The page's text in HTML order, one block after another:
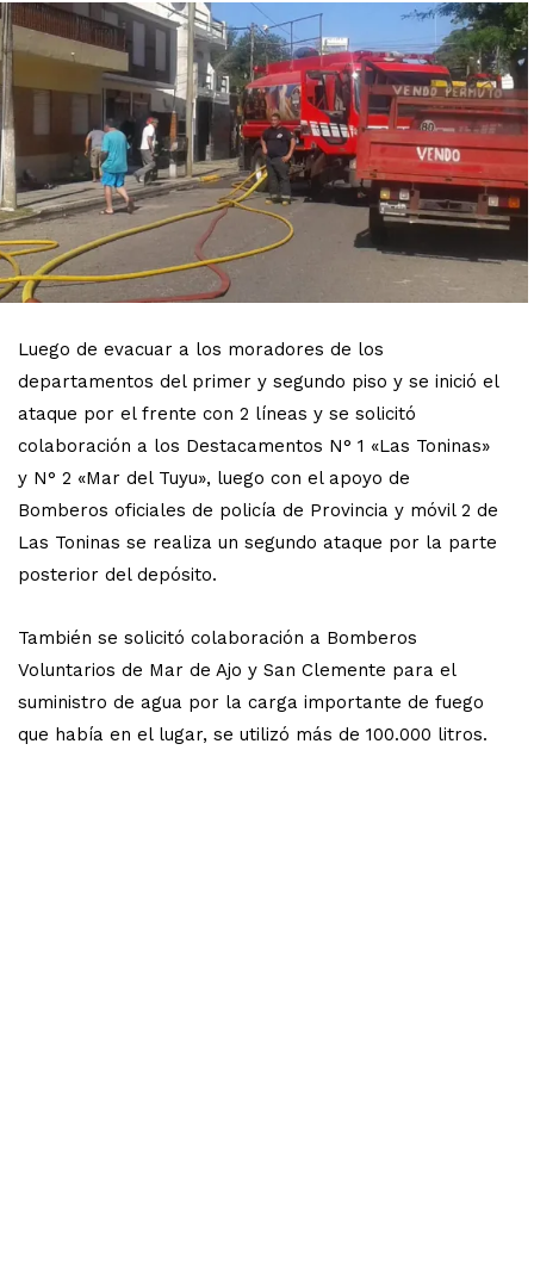
Luego de evacuar a los moradores de los
departamentos del primer y segundo piso y se inició el
ataque por el frente con 2 líneas y se solicitó
colaboración a los Destacamentos N° 1 «Las Toninas»
y N° 2 «Mar del Tuyu», luego con el apoyo de
Bomberos oficiales de policía de Provincia y móvil 2 de
Las Toninas se realiza un segundo ataque por la parte
posterior del depósito.
También se solicitó colaboración a Bomberos
Voluntarios de Mar de Ajo y San Clemente para el
suministro de agua por la carga importante de fuego
que había en el lugar, se utilizó más de 100.000 litros.